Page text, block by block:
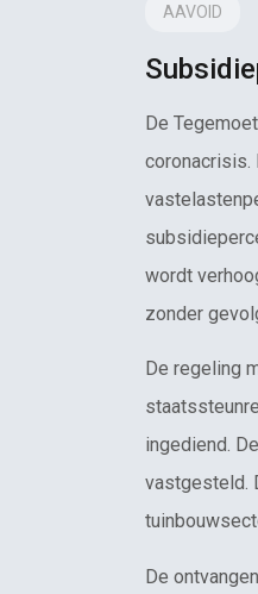
AAVOID
De
coronacrisis.
wordt
zonder
De regeling
ingediend.
vastgesteld.
De